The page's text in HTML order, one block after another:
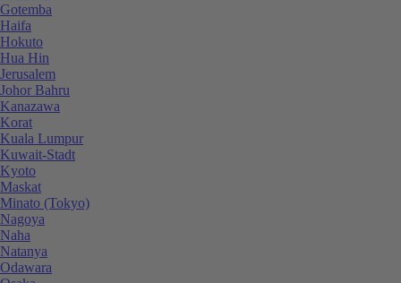
Gotemba
Haifa
Hokuto
Hua Hin
Jerusalem
Johor Bahru
Kanazawa
Korat
Kuala Lumpur
Kuwait-Stadt
Kyoto
Maskat
Minato (Tokyo)
Nagoya
Naha
Natanya
Odawara